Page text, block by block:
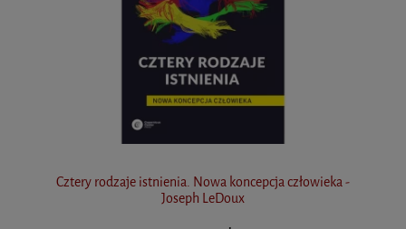
Cztery rodzaje istnienia. Nowa koncepcja człowieka -
Joseph LeDoux